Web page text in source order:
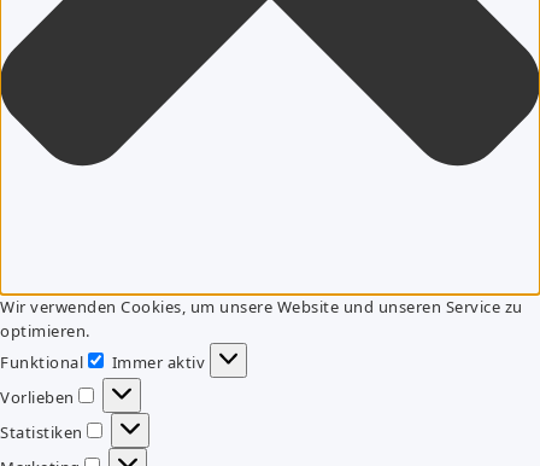
Wir verwenden Cookies, um unsere Website und unseren Service zu
optimieren.
Funktional
Funktional
Immer aktiv
Vorlieben
Vorlieben
Statistiken
Statistiken